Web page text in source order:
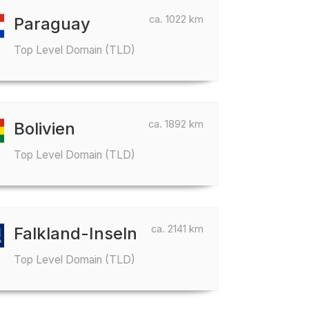
ca. 1022 km
Paraguay
Top Level Domain (TLD)
ca. 1892 km
Bolivien
Top Level Domain (TLD)
ca. 2141 km
Falkland-Inseln
Top Level Domain (TLD)